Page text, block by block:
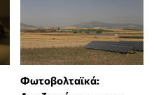
Φωτοβολταϊκά: